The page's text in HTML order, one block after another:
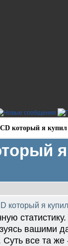
который я купил
я
который я
вашими
Суть все та